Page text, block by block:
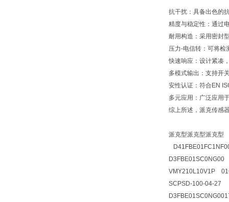
抗干扰：具备出色的
精度与稳定性：通过
耐用构造：采用密封
压力-电信转：可将检
快速响应：设计紧凑
多模式输出：支持开
安性认证：符合EN
多元应用：广泛应用
综上所述，派克传感
派克型派克型派克型
VMY210L10V1P
SCPSD-100-04-27